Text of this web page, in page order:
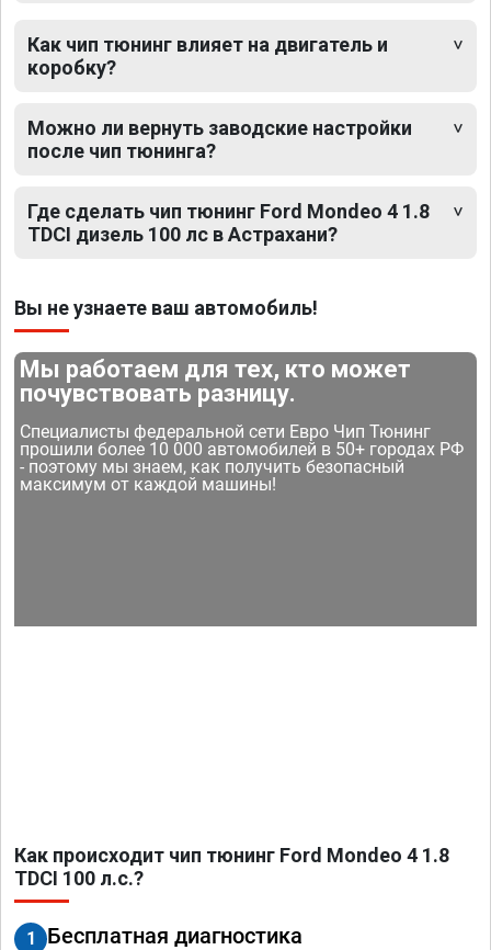
Как чип тюнинг влияет на двигатель и
коробку?
Можно ли вернуть заводские настройки
после чип тюнинга?
Где сделать чип тюнинг Ford Mondeo 4 1.8
TDCI дизель 100 лс в Астрахани?
Вы не узнаете ваш автомобиль!
Мы работаем для тех, кто может
почувствовать разницу.
Специалисты федеральной сети Евро Чип Тюнинг
прошили более 10 000 автомобилей в 50+ городах РФ
- поэтому мы знаем, как получить безопасный
максимум от каждой машины!
Как происходит чип тюнинг Ford Mondeo 4 1.8
TDCI 100 л.с.?
1 Бесплатная диагностика